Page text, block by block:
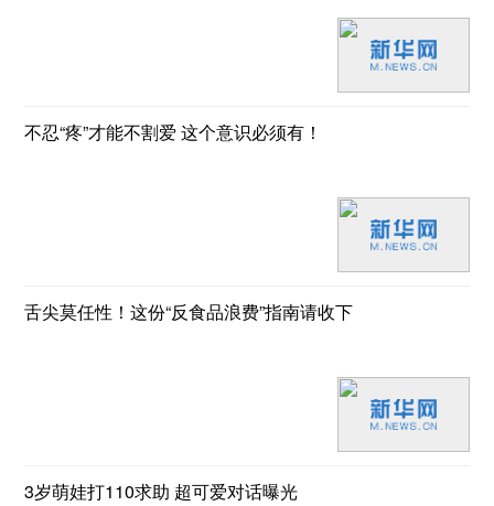
不忍“疼”才能不割爱 这个意识必须有！
舌尖莫任性！这份“反食品浪费”指南请收下
3岁萌娃打110求助 超可爱对话曝光